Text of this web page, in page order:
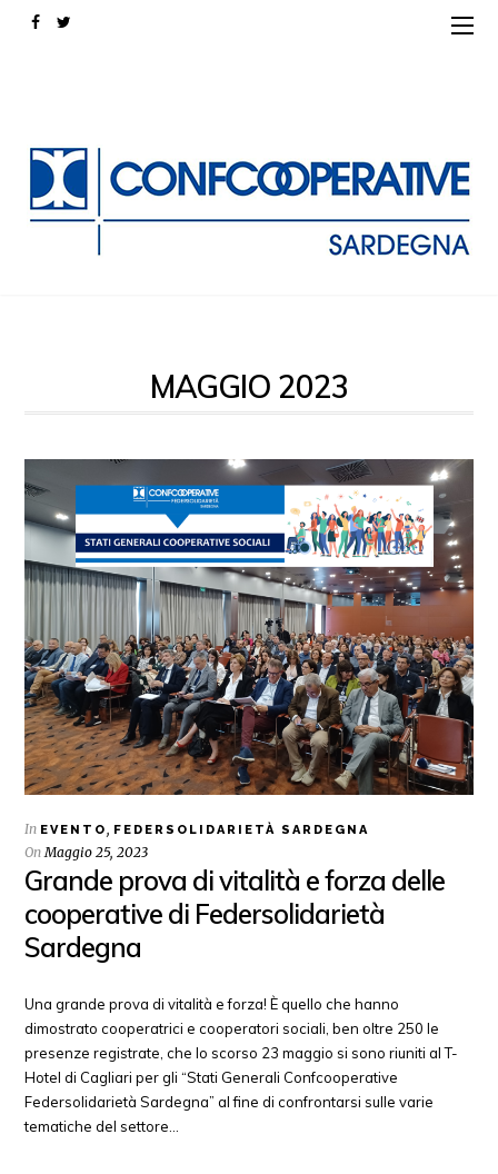
MAGGIO 2023
In EVENTO, FEDERSOLIDARIETÀ SARDEGNA
OnMaggio 25, 2023
Grande prova di vitalità e forza delle
cooperative di Federsolidarietà
Sardegna
Una grande prova di vitalità e forza! È quello che hanno
dimostrato cooperatrici e cooperatori sociali, ben oltre 250 le
presenze registrate, che lo scorso 23 maggio si sono riuniti al T-
Hotel di Cagliari per gli “Stati Generali Confcooperative
Federsolidarietà Sardegna” al fine di confrontarsi sulle varie
tematiche del settore…